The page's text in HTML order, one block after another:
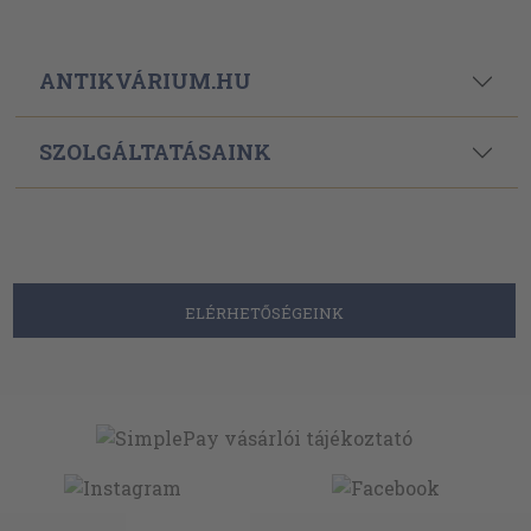
ANTIKVÁRIUM.HU
SZOLGÁLTATÁSAINK
ELÉRHETŐSÉGEINK